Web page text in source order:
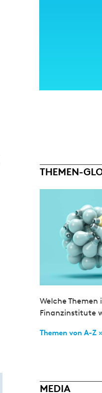
THEMEN-
Welche
Finanzinstitute
Themen von A-Z
MEDIA